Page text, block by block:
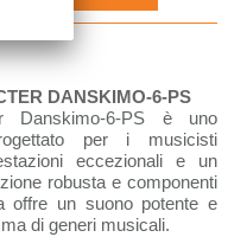
DANSKIMO-6-PS
Danskimo-6-PS è uno
per i musicisti
eccezionali e un
robusta e componenti
offre un suono potente e
di generi musicali.